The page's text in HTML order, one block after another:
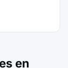
en